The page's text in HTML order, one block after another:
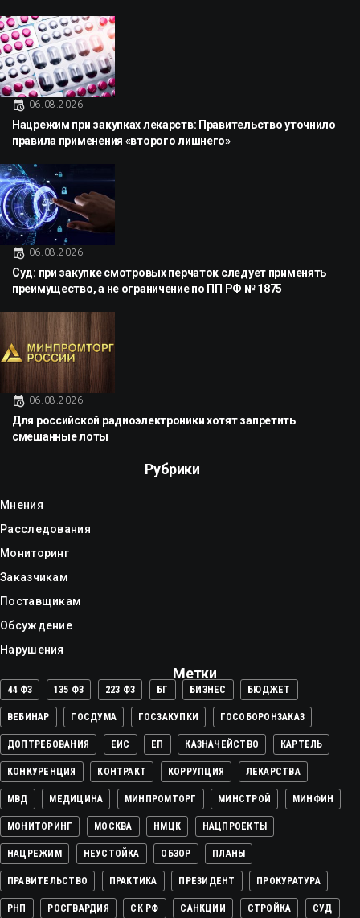
06.08.2026
Нацрежим при закупках лекарств: Правительство уточнило
правила применения «второго лишнего»
06.08.2026
Суд: при закупке смотровых перчаток следует применять
преимущество, а не ограничение по ПП РФ № 1875
06.08.2026
Для российской радиоэлектроники хотят запретить
смешанные лоты
Рубрики
Мнения
Расследования
Мониторинг
Заказчикам
Поставщикам
Обсуждение
Нарушения
Метки
44 ФЗ 135 ФЗ 223 ФЗ БГ БИЗНЕС БЮДЖЕТ
ВЕБИНАР ГОСДУМА ГОСЗАКУПКИ ГОСОБОРОНЗАКАЗ
ДОПТРЕБОВАНИЯ ЕИС ЕП КАЗНАЧЕЙСТВО КАРТЕЛЬ
КОНКУРЕНЦИЯ КОНТРАКТ КОРРУПЦИЯ ЛЕКАРСТВА
МВД МЕДИЦИНА МИНПРОМТОРГ МИНСТРОЙ МИНФИН
МОНИТОРИНГ МОСКВА НМЦК НАЦПРОЕКТЫ
НАЦРЕЖИМ НЕУСТОЙКА ОБЗОР ПЛАНЫ
ПРАВИТЕЛЬСТВО ПРАКТИКА ПРЕЗИДЕНТ ПРОКУРАТУРА
РНП РОСГВАРДИЯ СК РФ САНКЦИИ СТРОЙКА СУД